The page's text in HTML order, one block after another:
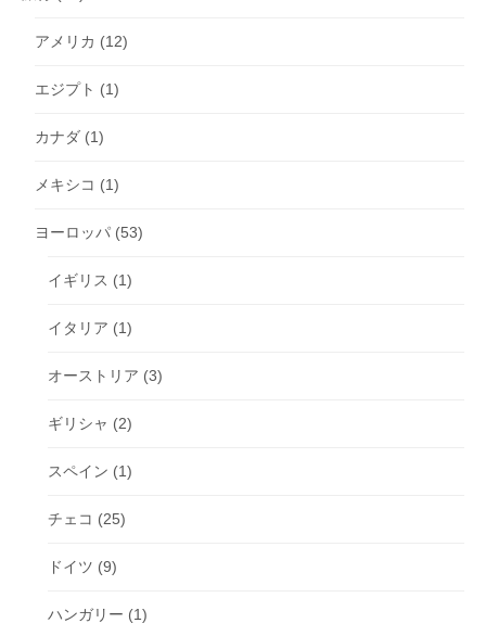
アメリカ (12)
エジプト (1)
カナダ (1)
メキシコ (1)
ヨーロッパ (53)
イギリス (1)
イタリア (1)
オーストリア (3)
ギリシャ (2)
スペイン (1)
チェコ (25)
ドイツ (9)
ハンガリー (1)